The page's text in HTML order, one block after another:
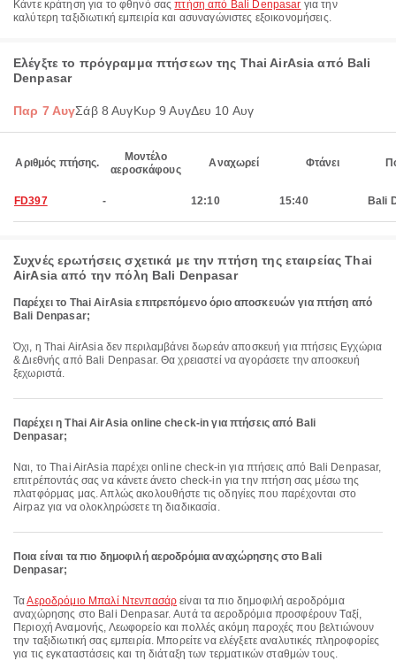
Κάντε κράτηση για το φθηνό σαςπτήση από Bali Denpasar για την
καλύτερη ταξιδιωτική εμπειρία και ασυναγώνιστες εξοικονομήσεις.
Ελέγξτε το πρόγραμμα πτήσεων της Thai AirAsia από Bali
Denpasar
Παρ 7 ΑυγΣάβ 8 ΑυγΚυρ 9 ΑυγΔευ 10 Αυγ
Αριθμός πτήσης.
Μοντέλο
αεροσκάφους
Αναχωρεί Φτάνει
FD397 - 12:10 15:40 Bali
Συχνές ερωτήσεις σχετικά με την πτήση της εταιρείας Thai
AirAsia από την πόλη Bali Denpasar
Παρέχει το Thai AirAsia επιτρεπόμενο όριο αποσκευών για πτήση από
Bali Denpasar;
Όχι, η Thai AirAsia δεν περιλαμβάνει δωρεάν αποσκευή για πτήσεις Εγχώρια
& Διεθνής από Bali Denpasar. Θα χρειαστεί να αγοράσετε την αποσκευή
ξεχωριστά.
Παρέχει η Thai AirAsia online check-in για πτήσεις από Bali
Denpasar;
Ναι, το Thai AirAsia παρέχει online check-in για πτήσεις από Bali Denpasar,
επιτρέποντάς σας να κάνετε άνετο check-in για την πτήση σας μέσω της
πλατφόρμας μας. Απλώς ακολουθήστε τις οδηγίες που παρέχονται στο
Airpaz για να ολοκληρώσετε τη διαδικασία.
Ποια είναι τα πιο δημοφιλή αεροδρόμια αναχώρησης στο Bali
Denpasar;
ΤαΑεροδρόμιο Μπαλί Ντενπασάρ είναι τα πιο δημοφιλή αεροδρόμια
αναχώρησης στο Bali Denpasar. Αυτά τα αεροδρόμια προσφέρουν Ταξί,
Περιοχή Αναμονής, Λεωφορείο και πολλές ακόμη παροχές που βελτιώνουν
την ταξιδιωτική σας εμπειρία. Μπορείτε να ελέγξετε αναλυτικές πληροφορίες
για τις εγκαταστάσεις και τη διάταξη των τερματικών σταθμών τους.